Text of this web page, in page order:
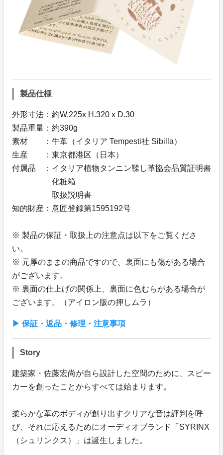
製品仕様
外形寸法：約W.225x H.320 x D.30
製品重量：約390g
素材 ：牛革（イタリア Tempesti社 Sibilla）
生産 ：東京都港区（日本）
付属品 ：イタリア植物タンニン鞣し革協会品質証明書
化粧箱
取扱説明書
知的財産：意匠登録第1595192号
※ 製品の保証・取扱上の注意点は以下をご覧くださ
い。
※ 元厚のままの商品ですので、裏面にも傷がある場合
がございます。
※ 裏面の仕上げの関係上、裏面に色むらがある場合が
ございます。（アイロン版の押しムラ）
▶︎ 保証・返品・修理・注意事項
Story
建築家・佐藤宏尚が自ら設計した空間のために、スピー
カーを創ったことからすべては始まります。
柔らかな革のボディが創り出すクリアな音は評判を呼
び、それに応えるためにオーディオブランド「SYRINX
（シュリンクス）」は誕生しました。